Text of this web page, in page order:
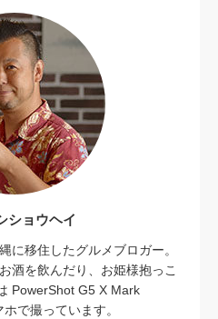
ショウヘイ
に移住したグルメブロガー。
酒を飲んだり、お姫様抱っこ
PowerShot G5 X Mark
で撮っています。